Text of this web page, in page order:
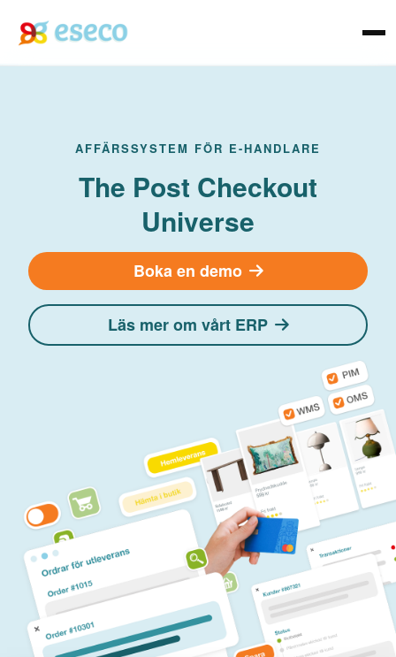
AFFÄRSSYSTEM FÖR E-HANDLARE
The Post Checkout
Universe
Boka en demo
Läs mer om vårt ERP